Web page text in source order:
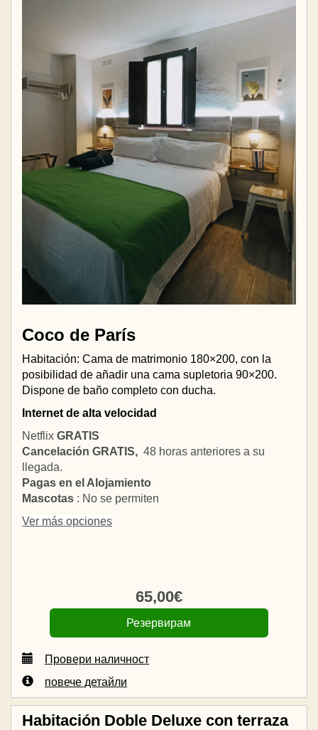
Coco de París
Habitación: Cama de matrimonio 180×200, con la
posibilidad de añadir una cama supletoria 90×200.
Dispone de baño completo con ducha.
Internet de alta velocidad
Netflix GRATIS
Cancelación GRATIS, 48 horas anteriores a su
llegada.
Pagas en el Alojamiento
Mascotas : No se permiten
Ver más opciones
65,00€
Провери наличност
повече детайли
Habitación Doble Deluxe con terraza